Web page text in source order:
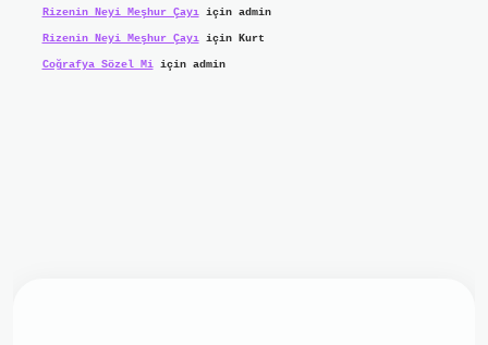
Rizenin Neyi Meşhur Çayıiçin admin
Rizenin Neyi Meşhur Çayıiçin Kurt
Coğrafya Sözel Miiçin admin